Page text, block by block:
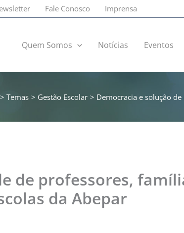
Fale Conosco Imprensa
Quem Somos Notícias Eventos
Temas Gestão Escolar Democracia e solução
de professores,
da Abepar